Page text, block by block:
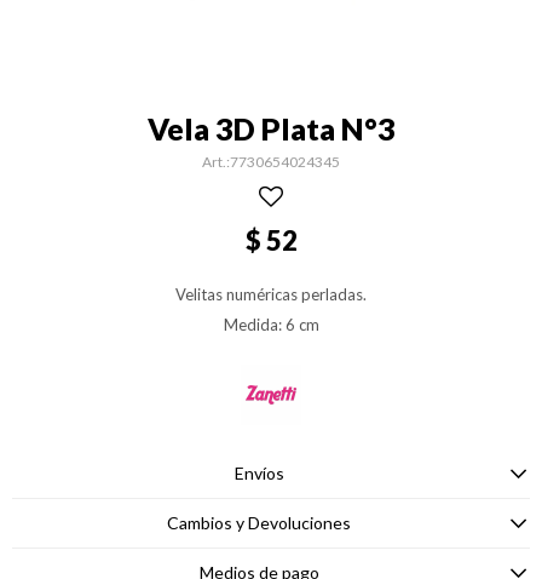
Vela 3D Plata N°3
7730654024345
$52
Velitas numéricas perladas.
Medida: 6 cm
Envíos
Cambios y Devoluciones
Medios de pago